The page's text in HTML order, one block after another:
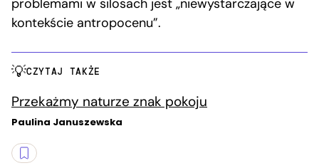
problemami w silosach jest „niewystarczające w
kontekście antropocenu”.
CZYTAJ TAKŻE
Przekażmy naturze znak pokoju
Paulina Januszewska